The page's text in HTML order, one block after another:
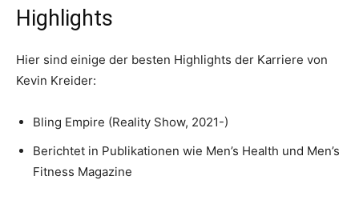
Highlights
Hier sind einige der besten Highlights der Karriere von
Kevin Kreider:
Bling Empire (Reality Show, 2021-)
Berichtet in Publikationen wie Men’s Health und Men’s
Fitness Magazine